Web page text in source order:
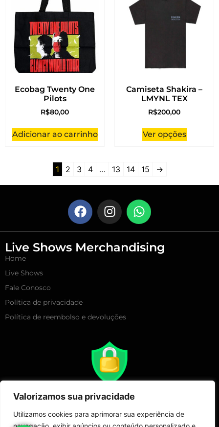
Valorizamos sua privacidade
Utilizamos cookies para aprimorar sua experiência de
Ecobag Twenty One
Pilots
R$80,00
Adicionar ao carrinho
Camiseta Shakira –
LMYNL TEX
R$200,00
Ver opções
1 2 3 4 … 13 14 15 →
Live Shows Merchandising
Home
Live Shows
Fale Conosco
Política de privacidade
Política de reembolso e devoluções